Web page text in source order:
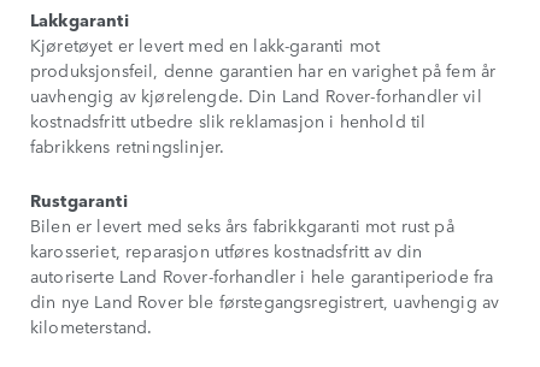
Lakkgaranti
Kjøretøyet er levert med en lakk-garanti mot
produksjonsfeil, denne garantien har en varighet på fem år
uavhengig av kjørelengde. Din Land Rover-forhandler vil
kostnadsfritt utbedre slik reklamasjon i henhold til
fabrikkens retningslinjer.
Rustgaranti
Bilen er levert med seks års fabrikkgaranti mot rust på
karosseriet, reparasjon utføres kostnadsfritt av din
autoriserte Land Rover-forhandler i hele garantiperiode fra
din nye Land Rover ble førstegangsregistrert, uavhengig av
kilometerstand.